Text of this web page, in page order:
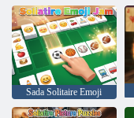
Sada Solitaire Emoji